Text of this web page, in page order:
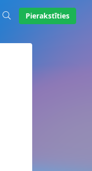
Pierakstīties